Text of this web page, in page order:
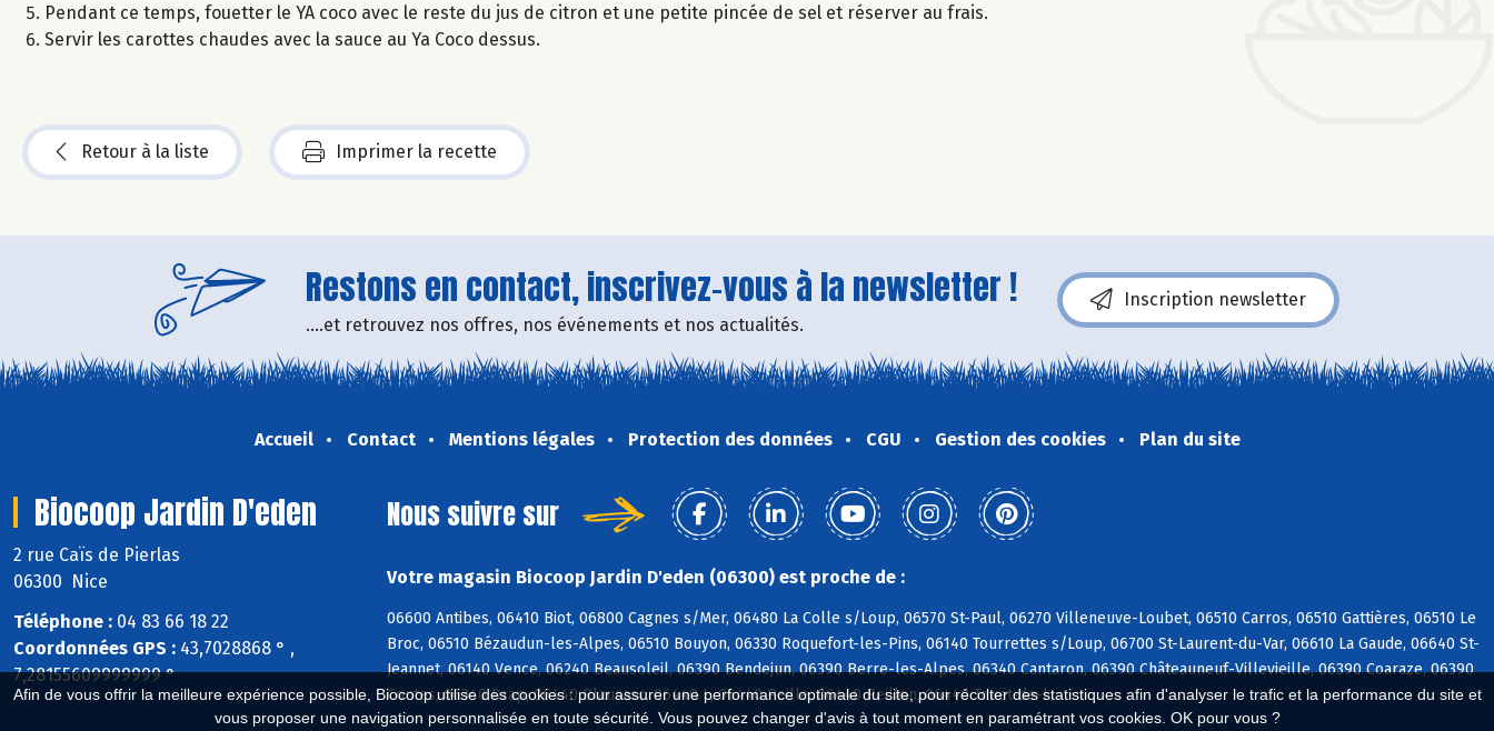
Afin de vous offrir la meilleure expérience possible, Biocoop utilise des cookies : pour assurer une performance optimale du site, pour récolter des statistiques afin d'analyser le trafic et la performance du site et
vous proposer une navigation personnalisée en toute sécurité. Vous pouvez changer d'avis à tout moment en paramétrant vos cookies. OK pour vous ?
Pendant ce temps, fouetter le YA coco avec le reste du jus de citron et une petite pincée de sel et réserver au frais.
Servir les carottes chaudes avec la sauce au Ya Coco dessus.
Retour à la liste Imprimer la recette
Restons en contact, inscrivez-vous à la newsletter !
....et retrouvez nos offres, nos événements et nos actualités.
Inscription newsletter
Accueil Contact Mentions légales Protection des données CGU Gestion des cookies Plan du site
Biocoop Jardin D'eden
2 rue Caïs de Pierlas
06300 Nice
Téléphone : 04 83 66 18 22
Coordonnées GPS : 43,7028868 ° ,
7,28155609999999 °
Nous suivre sur
Votre magasin Biocoop Jardin D'eden (06300) est proche de :
06600 Antibes, 06410 Biot, 06800 Cagnes s/Mer, 06480 La Colle s/Loup, 06570 St-Paul, 06270 Villeneuve-Loubet, 06510 Carros, 06510 Gattières, 06510 Le
Broc, 06510 Bézaudun-les-Alpes, 06510 Bouyon, 06330 Roquefort-les-Pins, 06140 Tourrettes s/Loup, 06700 St-Laurent-du-Var, 06610 La Gaude, 06640 St-
Jeannet, 06140 Vence, 06240 Beausoleil, 06390 Bendejun, 06390 Berre-les-Alpes, 06340 Cantaron, 06390 Châteauneuf-Villevieille, 06390 Coaraze, 06390
Contes, 06340 Drap, 06440 Blausasc, 06440 L, 06440 Peille, 06440 Peillon, 06440 Touët-de-l